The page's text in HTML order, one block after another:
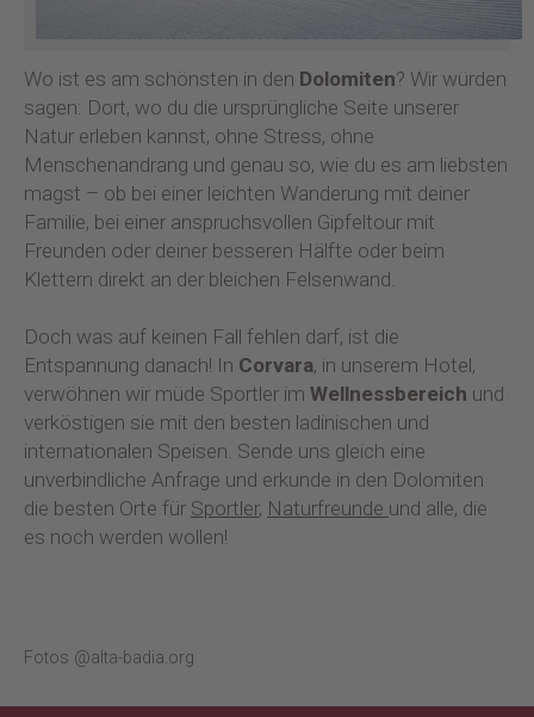
Wo ist es am schönsten in den Dolomiten? Wir würden
sagen: Dort, wo du die ursprüngliche Seite unserer
Natur erleben kannst, ohne Stress, ohne
Menschenandrang und genau so, wie du es am liebsten
magst – ob bei einer leichten Wanderung mit deiner
Familie, bei einer anspruchsvollen Gipfeltour mit
Freunden oder deiner besseren Hälfte oder beim
Klettern direkt an der bleichen Felsenwand.
Doch was auf keinen Fall fehlen darf, ist die
Entspannung danach! In Corvara, in unserem Hotel,
verwöhnen wir müde Sportler im Wellnessbereich und
verköstigen sie mit den besten ladinischen und
internationalen Speisen. Sende uns gleich eine
unverbindliche Anfrage und erkunde in den Dolomiten
die besten Orte für Sportler, Naturfreunde und alle, die
es noch werden wollen!
Fotos @alta-badia.org